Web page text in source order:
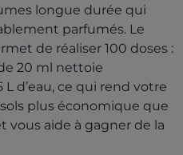
longue durée qui
parfumés. Le
de réaliser 100 doses :
20 ml nettoie
d’eau, ce qui rend votre
plus économique que
vous aide à gagner de la